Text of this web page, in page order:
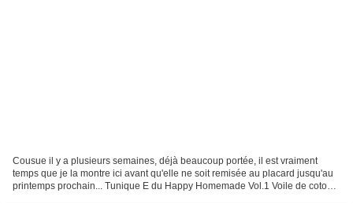
Cousue il y a plusieurs semaines, déjà beaucoup portée, il est vraiment
temps que je la montre ici avant qu'elle ne soit remisée au placard jusqu'au
printemps prochain... Tunique E du Happy Homemade Vol.1 Voile de coton